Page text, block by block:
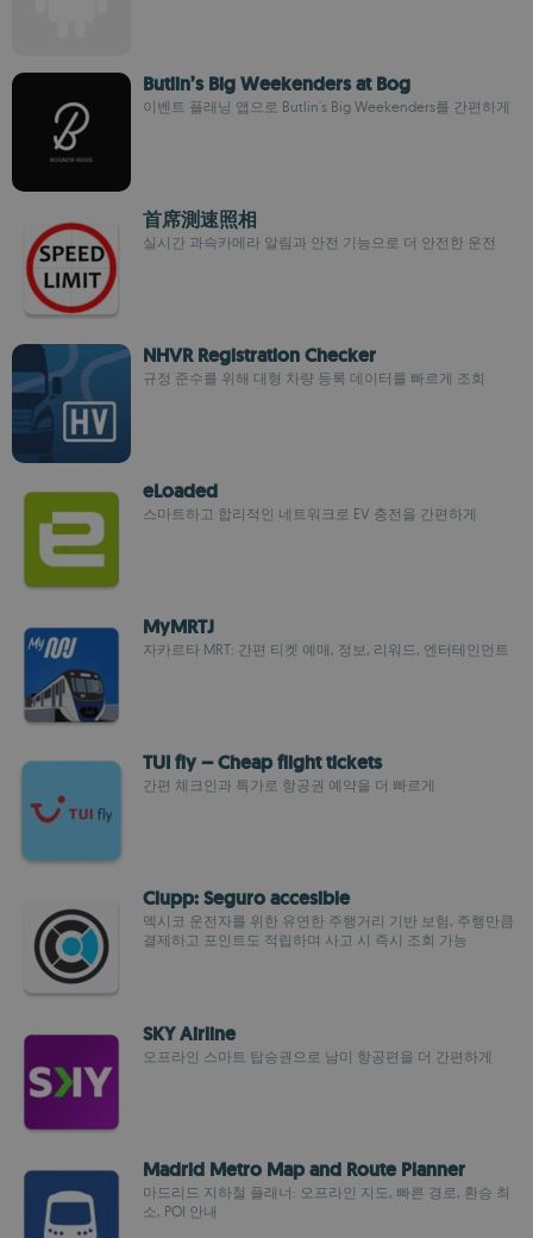
Butlin’s Big Weekenders at Bog
이벤트 플래닝 앱으로 Butlin's Big Weekenders를 간편하게
首席測速照相
실시간 과속카메라 알림과 안전 기능으로 더 안전한 운전
NHVR Registration Checker
규정 준수를 위해 대형 차량 등록 데이터를 빠르게 조회
eLoaded
스마트하고 합리적인 네트워크로 EV 충전을 간편하게
MyMRTJ
자카르타 MRT: 간편 티켓 예매, 정보, 리워드, 엔터테인먼트
TUI fly – Cheap flight tickets
간편 체크인과 특가로 항공권 예약을 더 빠르게
Clupp: Seguro accesible
멕시코 운전자를 위한 유연한 주행거리 기반 보험, 주행만큼
결제하고 포인트도 적립하며 사고 시 즉시 조회 가능
SKY Airline
오프라인 스마트 탑승권으로 남미 항공편을 더 간편하게
Madrid Metro Map and Route Planner
마드리드 지하철 플래너: 오프라인 지도, 빠른 경로, 환승 최
소, POI 안내